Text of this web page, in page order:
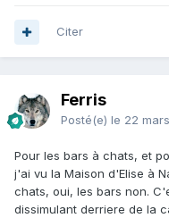
Citer
Ferris
Posté(e) le 22
Pour les bars à chats, et
j'ai vu la Maison d'Elise à
chats, oui, les bars non.
dissimulant derriere de la